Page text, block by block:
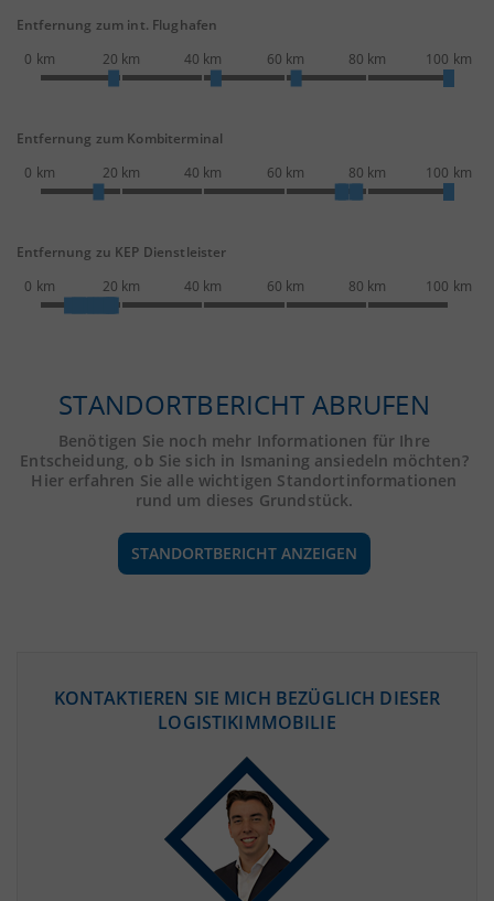
Entfernung zum int. Flughafen
0 km
20 km 40 km 60 km 80 km 100 km
Entfernung zum Kombiterminal
0 km
20 km 40 km 60 km 80 km 100 km
Entfernung zu KEP Dienstleister
0 km
20 km 40 km 60 km 80 km 100 km
STANDORTBERICHT ABRUFEN
Benötigen Sie noch mehr Informationen für Ihre
Entscheidung, ob Sie sich in Ismaning ansiedeln möchten?
Hier erfahren Sie alle wichtigen Standortinformationen
rund um dieses Grundstück.
STANDORTBERICHT ANZEIGEN
(STAND: 12/2019)
(Landkreis / Kreisfreie Stadt)
KONTAKTIEREN SIE MICH BEZÜGLICH DIESER
LOGISTIKIMMOBILIE